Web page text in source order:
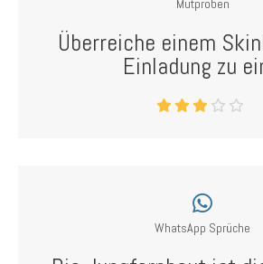
Mutproben
Überreiche einem
Einladung zu
WhatsApp Sprüche